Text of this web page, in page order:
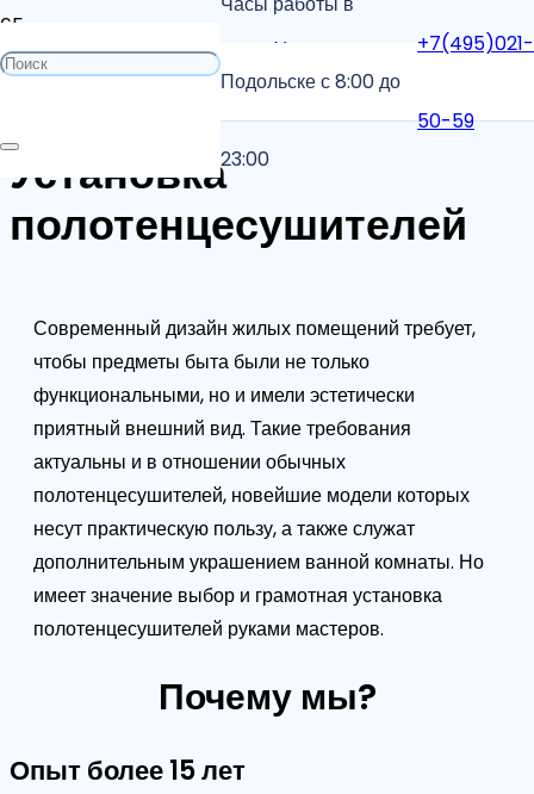
Подольске с 8:00 до
23:00
+7(495)021-
50-59
Главная
Услуги сантехника
Установка полотенцесушителей
Установка
полотенцесушителей
Современный дизайн жилых помещений требует,
чтобы предметы быта были не только
функциональными, но и имели эстетически
приятный внешний вид. Такие требования
актуальны и в отношении обычных
полотенцесушителей, новейшие модели которых
несут практическую пользу, а также служат
дополнительным украшением ванной комнаты. Но
имеет значение выбор и грамотная установка
полотенцесушителей руками мастеров.
Почему мы?
Опыт более 15 лет